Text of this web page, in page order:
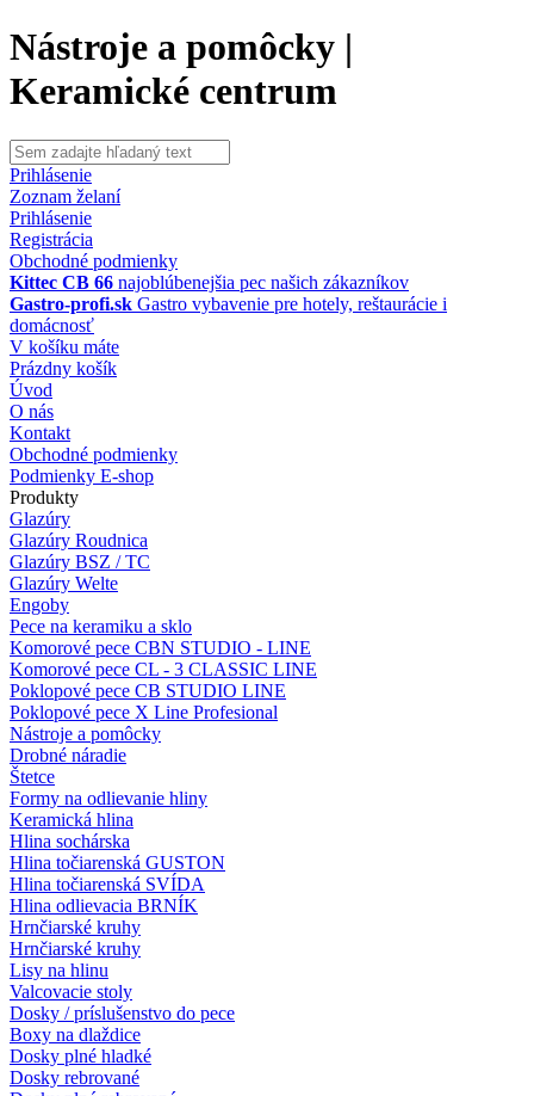
Nástroje a pomôcky |
Keramické centrum
Prihlásenie
Zoznam želaní
Prihlásenie
Registrácia
Obchodné podmienky
Kittec CB 66 najoblúbenejšia pec našich zákazníkov
Gastro-profi.sk Gastro vybavenie pre hotely, reštaurácie i
domácnosť
V košíku máte
Prázdny košík
Úvod
O nás
Kontakt
Obchodné podmienky
Podmienky E-shop
Produkty
Glazúry
Glazúry Roudnica
Glazúry BSZ / TC
Glazúry Welte
Engoby
Pece na keramiku a sklo
Komorové pece CBN STUDIO - LINE
Komorové pece CL - 3 CLASSIC LINE
Poklopové pece CB STUDIO LINE
Poklopové pece X Line Profesional
Nástroje a pomôcky
Drobné náradie
Štetce
Formy na odlievanie hliny
Keramická hlina
Hlina sochárska
Hlina točiarenská GUSTON
Hlina točiarenská SVÍDA
Hlina odlievacia BRNÍK
Hrnčiarské kruhy
Hrnčiarské kruhy
Lisy na hlinu
Valcovacie stoly
Dosky / príslušenstvo do pece
Boxy na dlaždice
Dosky plné hladké
Dosky rebrované